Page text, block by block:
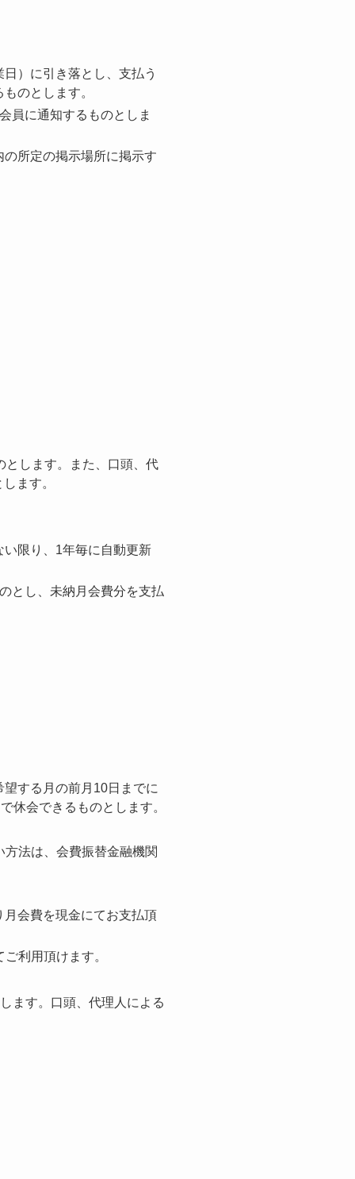
）に引き落とし、支払う
のとします。
員に通知するものとしま
所定の掲示場所に掲示す
とします。また、口頭、代
ます。
限り、1年毎に自動更新
とし、未納月会費分を支払
する月の前月10日までに
休会できるものとします。
法は、会費振替金融機関
会費を現金にてお支払頂
利用頂けます。
ます。口頭、代理人による